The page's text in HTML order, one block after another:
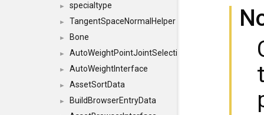
► specialtype
► TangentSpaceNormalHelper
► Bone
► AutoWeightPointJointSelections
► AutoWeightInterface
► AssetSortData
► BuildBrowserEntryData